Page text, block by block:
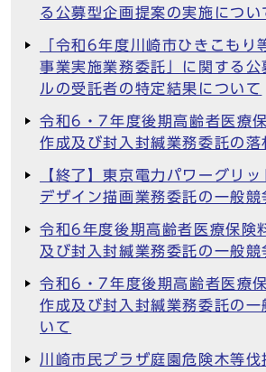
る公募型企画提案の実施につい
「令和6年度川崎市ひきこもり
事業実施業務委託」に関する公
ルの受託者の特定結果について
令和6・7年度後期高齢者医療
作成及び封入封緘業務委託の落
【終了】東京電力パワーグリ
デザイン描画業務委託の一般競
令和6年度後期高齢者医療保険
及び封入封緘業務委託の一般競
令和6・7年度後期高齢者医療
作成及び封入封緘業務委託の一
いて
川崎市民プラザ庭園危険木等伐